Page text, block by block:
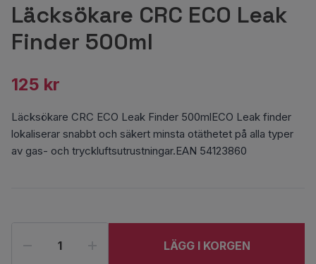
Läcksökare CRC ECO Leak
Finder 500ml
125 kr
Läcksökare CRC ECO Leak Finder 500mlECO Leak finder
lokaliserar snabbt och säkert minsta otäthetet på alla typer
av gas- och tryckluftsutrustningar.EAN 54123860
LÄGG I KORGEN